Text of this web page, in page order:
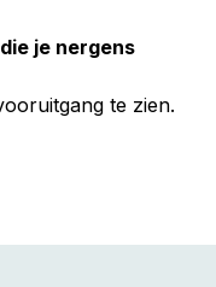
je nergens
te zien.